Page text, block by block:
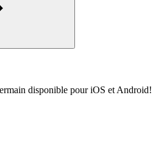
disponible pour iOS et Android!